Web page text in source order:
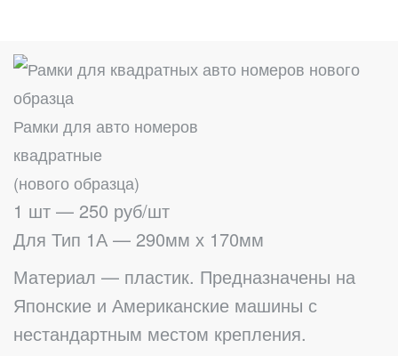
Рамки для авто номеров
квадратные
(нового образца)
1 шт — 250 руб/шт
Для Тип 1А — 290мм х 170мм
Материал — пластик. Предназначены на
Японские и Американские машины с
нестандартным местом крепления.